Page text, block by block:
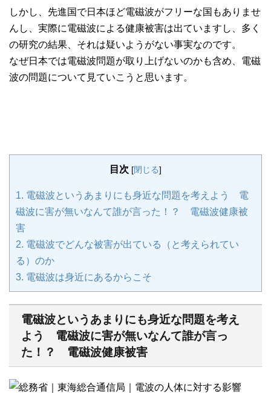
しかし、先進国で日本ほど電磁波がフリーな国もありませ
んし、実際に電磁波による健康被害は出ていますし、多く
の研究の結果、それは疑いようがない事実なのです。
なぜ日本では電磁波問題が取り上げないのかも含め、電磁
波の問題について見ていこうと思います。
目次 [閉じる]
1. 電磁波というあまりにも身近な問題を考えよう 電
磁波に害が無いなんて誰が言った！？ 電磁波健康被
害
2. 電磁波でどんな被害が出ている（と考えられてい
る）のか
3. 電磁波は身近にあるからこそ
電磁波というあまりにも身近な問題を考え
よう 電磁波に害が無いなんて誰が言っ
た！？ 電磁波健康被害